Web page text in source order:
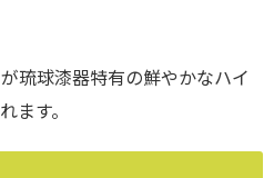
琉球漆器特有の鮮やかなハイ
ます。